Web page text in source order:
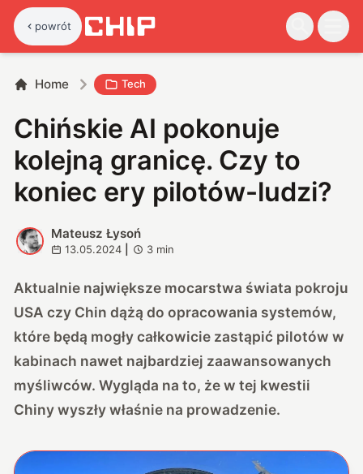
powrót
Home Tech
Chińskie AI pokonuje
kolejną granicę. Czy to
koniec ery pilotów-ludzi?
M
Mateusz Łysoń
13.05.2024 3 min
Aktualnie największe mocarstwa świata pokroju
USA czy Chin dążą do opracowania systemów,
które będą mogły całkowicie zastąpić pilotów w
kabinach nawet najbardziej zaawansowanych
myśliwców. Wygląda na to, że w tej kwestii
Chiny wyszły właśnie na prowadzenie.